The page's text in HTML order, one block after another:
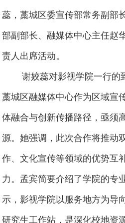
蕊，藁城区委宣传部常务副部
部副部长、融媒体中心主任赵
责人出席活动。
谢姣蕊对影视学院一行的
藁城区融媒体中心作为区域宣
体融合与创新传播路径，亟须
源。她强调，此次合作将推动
作、文化宣传等领域的优势互
力。孟宾简要介绍了学院的专
示，影视学院以服务地方为导
研究生工作站，是深化校地资